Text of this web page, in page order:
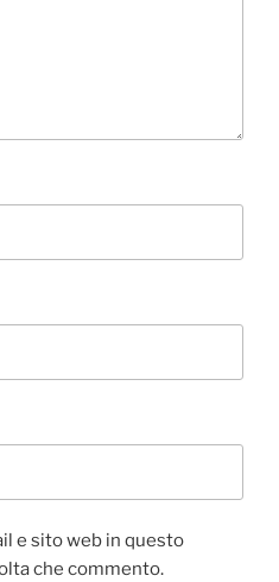
e sito web in questo
che commento.